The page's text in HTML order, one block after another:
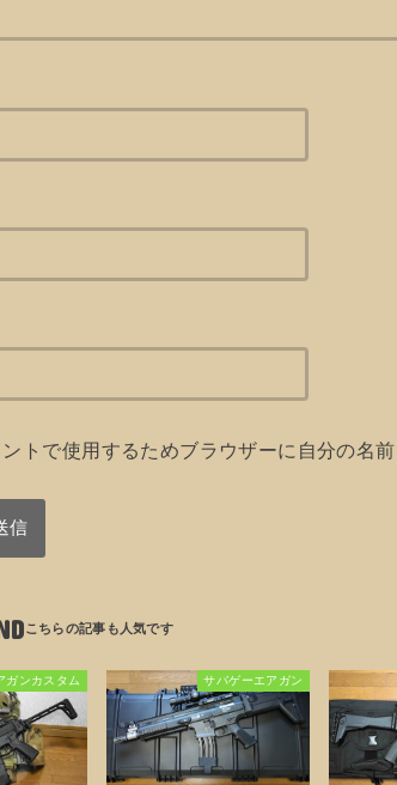
トで使用するためブラウザーに自分の名
ガンカスタム サバゲーエアガン